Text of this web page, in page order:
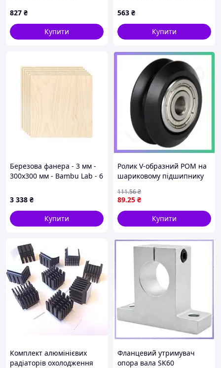
ZnSe Cloudray
827 ₴
Купити
UA3D325-0.8
563 ₴
Купити
Березова фанера - 3 мм -
300x300 мм - Bambu Lab - 6
3 338 ₴
Купити
Ролик V-образний POM на
шариковому підшипнику
для плавного
переміщення кареток
SKU_UA3D456
89.25 ₴
111.56₴
Купити
Комплект алюмінієвих
радіаторів охолодження
Фланцевий утримувач
опора вала SK60